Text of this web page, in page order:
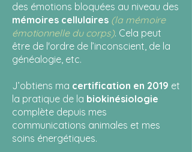
des émotions bloquées au niveau des
mémoires cellulaires (la mémoire
émotionnelle du corps). Cela peut
être de l'ordre de l’inconscient, de la
généalogie, etc.
J’obtiens ma certification en 2019 et
la pratique de la biokinésiologie
complète depuis mes
communications animales et mes
soins énergétiques.